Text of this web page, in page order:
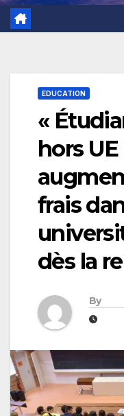
EDUCATION
«
hors UE
frais
dès la
By